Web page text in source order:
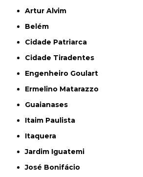
Artur Alvim
Belém
Cidade Patriarca
Cidade Tiradentes
Engenheiro Goulart
Ermelino Matarazzo
Guaianases
Itaim Paulista
Itaquera
Jardim Iguatemi
José Bonifácio